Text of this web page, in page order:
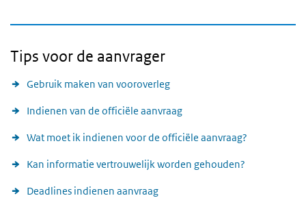
Tips voor de aanvrager
Gebruik maken van vooroverleg
Indienen van de officiële aanvraag
Wat moet ik indienen voor de officiële aanvraag?
Kan informatie vertrouwelijk worden gehouden?
Deadlines indienen aanvraag